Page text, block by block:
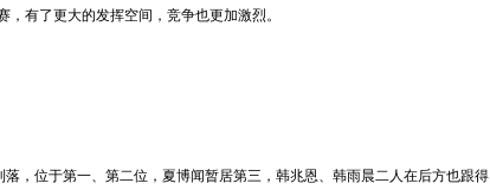
有了更大的发挥空间，竞争也更加激烈。
，位于第一、第二位，夏博闻暂居第三，韩兆恩、韩雨晨二人在后方也跟得